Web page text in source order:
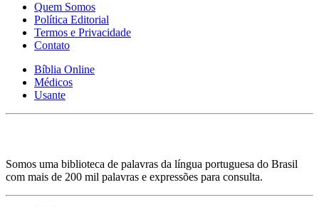
Quem Somos
Política Editorial
Termos e Privacidade
Contato
Bíblia Online
Médicos
Usante
Somos uma biblioteca de palavras da língua portuguesa do Brasil
com mais de 200 mil palavras e expressões para consulta.